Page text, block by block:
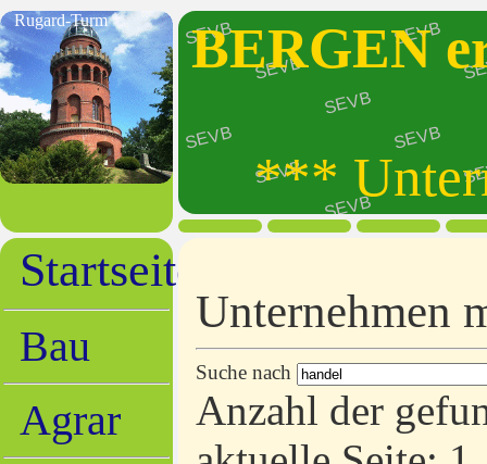
Rugard-Turm BERGEN
***
Startseite
Bau
Agrar
Unternehmen
Suche nach
Anzahl der